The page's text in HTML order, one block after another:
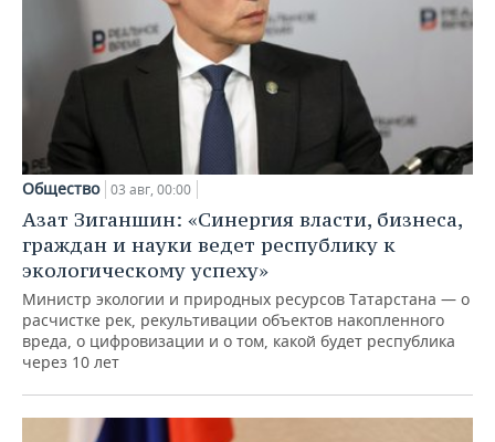
Общество 03 авг, 00:00
Азат Зиганшин: «Синергия власти, бизнеса,
граждан и науки ведет республику к
экологическому успеху»
Министр экологии и природных ресурсов Татарстана — о
расчистке рек, рекультивации объектов накопленного
вреда, о цифровизации и о том, какой будет республика
через 10 лет